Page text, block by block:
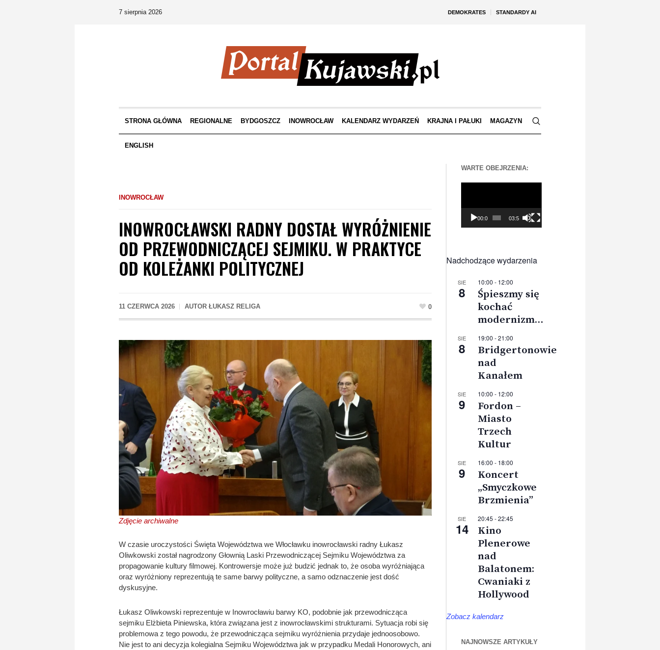
DEMOKRATES STANDARDY AI
7 sierpnia 2026
STRONA GŁÓWNA REGIONALNE BYDGOSZCZ INOWROCŁAW KALENDARZ WYDARZEŃ KRAJNA I PAŁUKI MAGAZYN
ENGLISH
INOWROCŁAW
INOWROCŁAWSKI RADNY DOSTAŁ WYRÓŻNIENIE
OD PRZEWODNICZĄCEJ SEJMIKU. W PRAKTYCE
OD KOLEŻANKI POLITYCZNEJ
11 CZERWCA 2026 AUTOR ŁUKASZ RELIGA 0
Zdjęcie archiwalne
W czasie uroczystości Święta Województwa we Włocławku inowrocławski radny Łukasz
Oliwkowski został nagrodzony Głownią Laski Przewodniczącej Sejmiku Województwa za
propagowanie kultury filmowej. Kontrowersje może już budzić jednak to, że osoba wyróżniająca
oraz wyróżniony reprezentują te same barwy polityczne, a samo odznaczenie jest dość
dyskusyjne.
Łukasz Oliwkowski reprezentuje w Inowrocławiu barwy KO, podobnie jak przewodnicząca
sejmiku Elżbieta Piniewska, która związana jest z inowrocławskimi strukturami. Sytuacja robi się
problemowa z tego powodu, że przewodnicząca sejmiku wyróżnienia przydaje jednoosobowo.
Nie jest to ani decyzja kolegialna Sejmiku Województwa jak w przypadku Medali Honorowych, ani
WARTE OBEJRZENIA:
00:00 03:56
Nadchodzące wydarzenia
SIE
8
10:00 - 12:00
Śpieszmy się
kochać
modernizm…
SIE
8
19:00 -21:00
Bridgertonowie
nad
Kanałem
SIE
9
10:00 - 12:00
Fordon –
Miasto
Trzech
Kultur
SIE
9
16:00 - 18:00
Koncert
„Smyczkowe
Brzmienia”
SIE
14
20:45 -22:45
Kino
Plenerowe
nad
Balatonem:
Cwaniaki z
Hollywood
Zobacz kalendarz
NAJNOWSZE ARTYKUŁY